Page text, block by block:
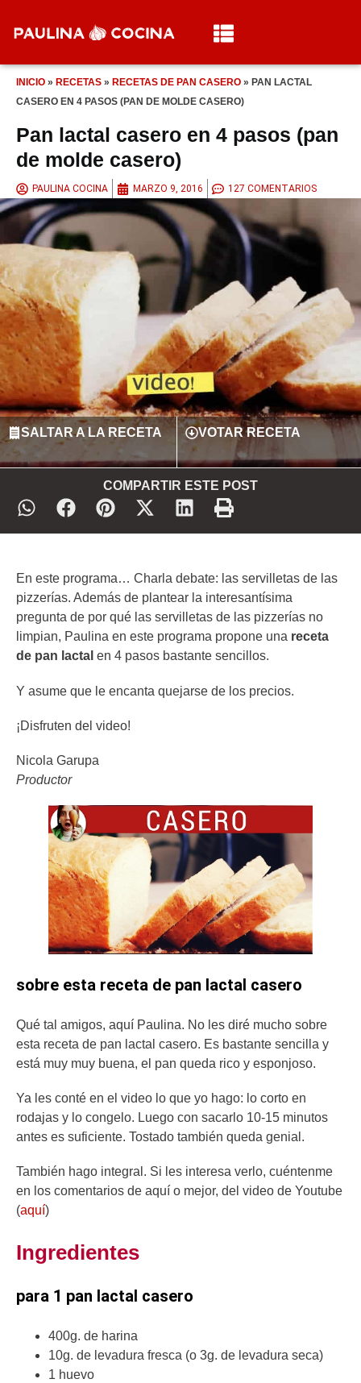
INICIO » RECETAS » RECETAS DE PAN CASERO » PAN LACTAL
CASERO EN 4 PASOS (PAN DE MOLDE CASERO)
Pan lactal casero en 4 pasos (pan
de molde casero)
PAULINA COCINA MARZO 9, 2016 127 COMENTARIOS
SALTAR A LA RECETA VOTAR RECETA
COMPARTIR ESTE POST
En este programa… Charla debate: las servilletas de las
pizzerías. Además de plantear la interesantísima
pregunta de por qué las servilletas de las pizzerías no
limpian, Paulina en este programa propone una receta
de pan lactal en 4 pasos bastante sencillos.
Y asume que le encanta quejarse de los precios.
¡Disfruten del video!
Nicola Garupa
Productor
sobre esta receta de pan lactal casero
Qué tal amigos, aquí Paulina. No les diré mucho sobre
esta receta de pan lactal casero. Es bastante sencilla y
está muy muy buena, el pan queda rico y esponjoso.
Ya les conté en el video lo que yo hago: lo corto en
rodajas y lo congelo. Luego con sacarlo 10-15 minutos
antes es suficiente. Tostado también queda genial.
También hago integral. Si les interesa verlo, cuéntenme
en los comentarios de aquí o mejor, del video de Youtube
(aquí)
Ingredientes
para 1 pan lactal casero
400g. de harina
10g. de levadura fresca (o 3g. de levadura seca)
1 huevo